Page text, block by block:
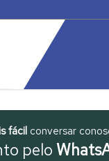
fácil conversar
pelo